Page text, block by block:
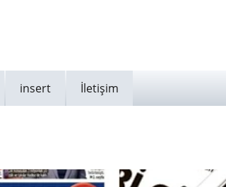
insert İletişim